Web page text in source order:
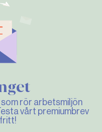
rör arbetsmiljön
vårt premiumbrev